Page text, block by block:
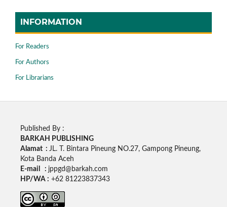
INFORMATION
For Readers
For Authors
For Librarians
Published By :
BARKAH PUBLISHING
Alamat : JL. T. Bintara Pineung NO.27, Gampong Pineung,
Kota Banda Aceh
E-mail : jppgd@barkah.com
HP/WA : +62 81223837343